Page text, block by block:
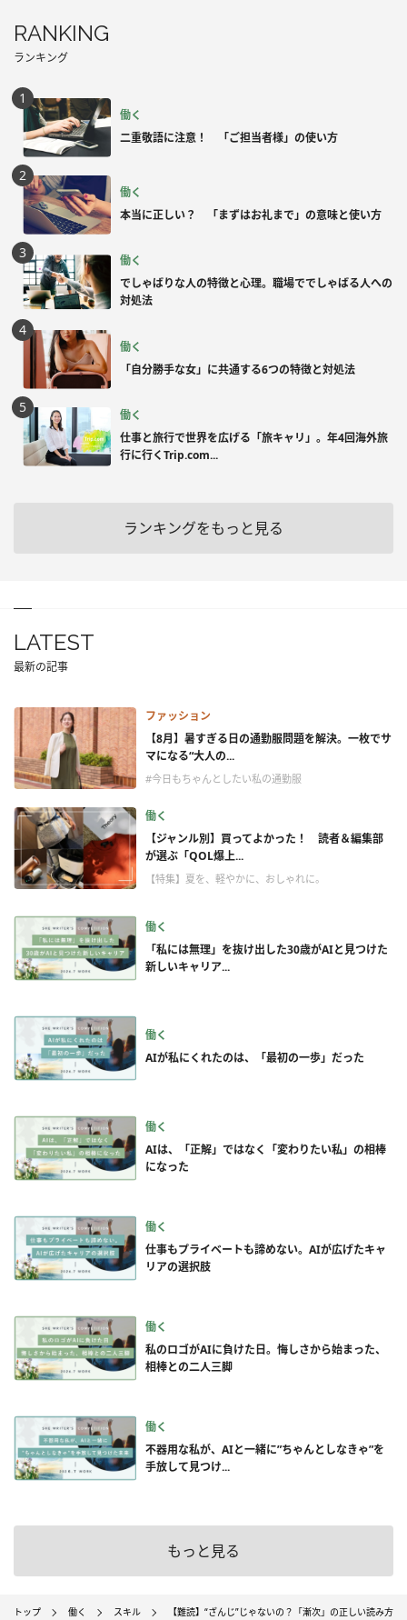
RANKING
ランキング
働く
二重敬語に注意！ 「ご担当者様」の使い方
働く
本当に正しい？ 「まずはお礼まで」の意味と使い方
働く
でしゃばりな人の特徴と心理。職場ででしゃばる人への
対処法
働く
「自分勝手な女」に共通する6つの特徴と対処法
働く
仕事と旅行で世界を広げる「旅キャリ」。年4回海外旅
行に行くTrip.com...
ランキングをもっと見る
LATEST
最新の記事
ファッション
【8月】暑すぎる日の通勤服問題を解決。一枚でサ
マになる“大人の...
#今日もちゃんとしたい私の通勤服
働く
【ジャンル別】買ってよかった！ 読者＆編集部
が選ぶ「QOL爆上...
【特集】夏を、軽やかに、おしゃれに。
働く
「私には無理」を抜け出した30歳がAIと見つけた
新しいキャリア...
働く
AIが私にくれたのは、「最初の一歩」だった
働く
AIは、「正解」ではなく「変わりたい私」の相棒
になった
働く
仕事もプライベートも諦めない。AIが広げたキャ
リアの選択肢
働く
私のロゴがAIに負けた日。悔しさから始まった、
相棒との二人三脚
働く
不器用な私が、AIと一緒に”ちゃんとしなきゃ”を
手放して見つけ...
もっと見る
トップ 働く スキル 【難読】“ざんじ”じゃないの？「漸次」の正しい読み方